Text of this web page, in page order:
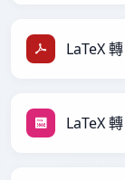
LaTeX
LaTeX